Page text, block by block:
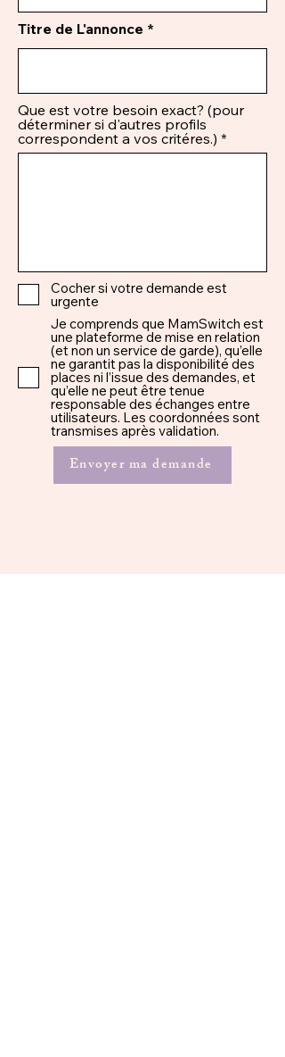
Titre de L'annonce
Que est votre besoin exact? (pour
déterminer si d'autres profils
correspondent a vos critéres.)
Cocher si votre demande est
urgente
Je comprends que MamSwitch est
une plateforme de mise en relation
(et non un service de garde), qu’elle
ne garantit pas la disponibilité des
places ni l’issue des demandes, et
qu’elle ne peut être tenue
responsable des échanges entre
utilisateurs. Les coordonnées sont
transmises après validation.
Envoyer ma demande